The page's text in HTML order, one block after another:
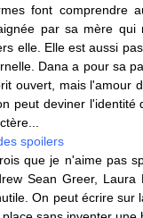
font comprendre
par sa mère
elle. Elle est aussi
Dana a pour sa
ouvert, mais l'amour
peut deviner l'identité
spoilers
que je n'aime pas
Sean Greer,
On peut écrire sur